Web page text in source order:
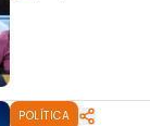
POLÍTICA